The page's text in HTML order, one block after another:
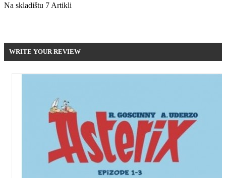
Na skladištu 7 Artikli
WRITE YOUR REVIEW